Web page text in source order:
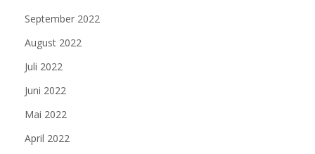
September 2022
August 2022
Juli 2022
Juni 2022
Mai 2022
April 2022